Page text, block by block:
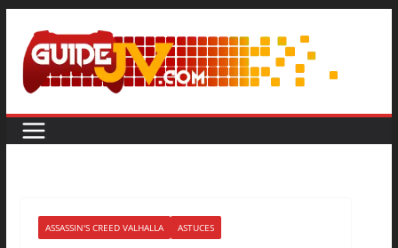
ASSASSIN'S CREED VALHALLA ASTUCES